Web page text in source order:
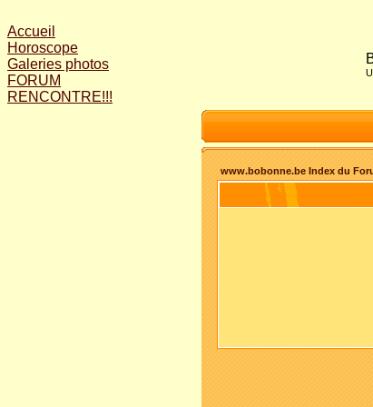
Accueil
Horoscope
Galeries photos
FORUM
RENCONTRE!!!
www.bobonne.be Index du